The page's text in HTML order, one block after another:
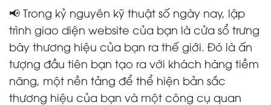
📢 Trong kỷ nguyên kỹ thuật số ngày nay, lập
trình giao diện website của bạn là cửa sổ trưng
bày thương hiệu của bạn ra thế giới. Đó là ấn
tượng đầu tiên bạn tạo ra với khách hàng tiềm
năng, một nền tảng để thể hiện bản sắc
thương hiệu của bạn và một công cụ quan